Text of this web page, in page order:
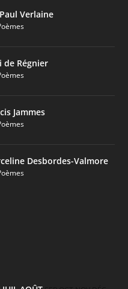
Verlaine
de Régnier
Jammes
Desbordes-Valmore